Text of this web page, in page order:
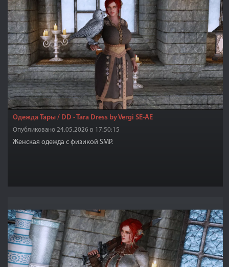
Одежда Тары / DD - Tara Dress by Vergi SE-AE
Опубликовано 24.05.2026 в 17:50:15
Женская одежда с физикой SMP.